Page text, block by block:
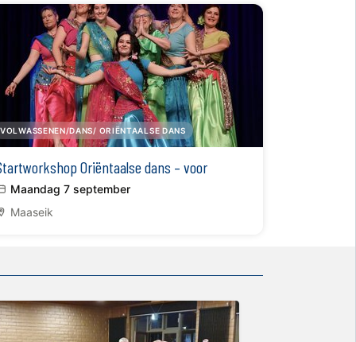
VOLWASSENEN/DANS/ ORIËNTAALSE DANS
Oriëntaalse dans – voor
en gevorderden
Maandag 7 september
Maaseik